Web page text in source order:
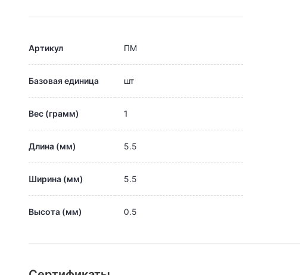
Артикул ПМ
Базовая единица шт
Вес (грамм) 1
Длина (мм) 5.5
Ширина (мм) 5.5
Высота (мм) 0.5